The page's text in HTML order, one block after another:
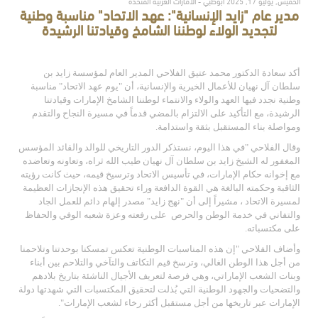
مدير عام "زايد الإنسانية": عهد الاتحاد" مناسبة وطنية
لتجديد الولاء لوطننا الشامخ وقيادتنا الرشيدة
أكد سعادة الدكتور محمد عتيق الفلاحي المدير العام لمؤسسة زايد بن
سلطان آل نهيان للأعمال الخيرية والإنسانية، أ ن "يوم عهد الاتحاد" مناسبة
وطنية نجدد فيها العهد والولاء والانتماء لوطننا الشامخ الإمارات وقيادتنا
الرشيدة، مع التأكيد على الالتزام بالمضي قدماً في مسيرة النجاح والتقدم
ومواصلة بناء المستقبل بثقة واستدامة.
وقال الفلاحي "في هذا اليوم، نستذكر الدور التاريخي للوالد والقائد المؤسس
المغفور له الشيخ زايد بن سلطان آل نهيان طيب الله ثراه، وتعاونه وتعاضده
مع إخوانه حكام الإمارات، في تأسيس الاتحاد وترسيخ قيمه، حيث كانت رؤيته
الثاقبة وحكمته البالغة هي القوة الدافعة وراء تحقيق هذه الإنجازات العظيمة
لمسيرة الاتحاد ، مشيراً إلى أن "نهج زايد" مصدر إلهام دائم للعمل الجاد
والتفاني في خدمة الوطن والحرص على رفعته وعزة شعبه الوفي والحفاظ
على مكتسباته.
وأضاف الفلاحي " إن هذه المناسبات الوطنية تعكس تمسكنا بوحدتنا وتلاحمنا
من أجل هذا الوطن الغالي، وترسخ قيم التكاتف والتآخي والتلاحم بين أبناء
وبنات الشعب الإماراتي، وهي فرصة لتعريف الأجيال الناشئة بتاريخ بلادهم
والتضحيات والجهود الوطنية التي بُذلت لتحقيق المكتسبات التي شهدتها دولة
الإمارات عبر تاريخها من أجل مستقبل أكثر رخاء لشعب الإمارات".